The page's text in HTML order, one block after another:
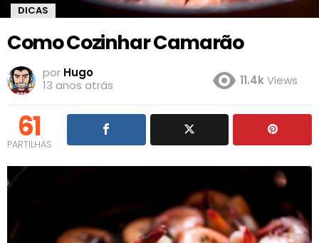
DICAS
Como Cozinhar Camarão
por Hugo
13 anos atrás
11.4kViews
61
PARTILHAS